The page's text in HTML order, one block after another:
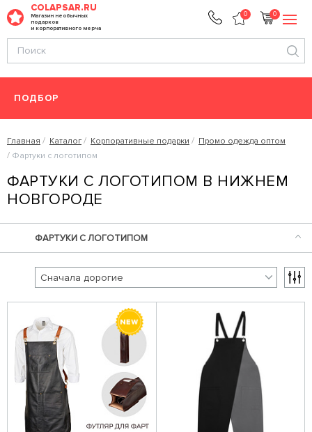
COLAPSAR.RU
Магазин необычных
подарков
и корпоративного мерча
0 0
ПОДБОР
Главная Каталог Корпоративные подарки
Промо одежда оптом
Фартуки с логотипом
ФАРТУКИ С ЛОГОТИПОМ В НИЖНЕМ
НОВГОРОДЕ
ФАРТУКИ С ЛОГОТИПОМ